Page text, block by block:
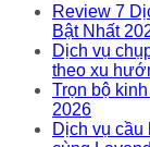
Review 7
Bật Nhất
Dịch vụ
theo xu
Trọn bộ
2026
Dịch vụ